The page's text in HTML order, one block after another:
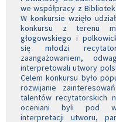
we współpracy z
W konkursie wzięło
konkursu z terenu
głogowskiego i
się młodzi
zaangażowaniem,
interpretowali utwory
Celem konkursu było
rozwijanie
talentów recytatorskich
oceniani byli pod
interpretacji utworu,